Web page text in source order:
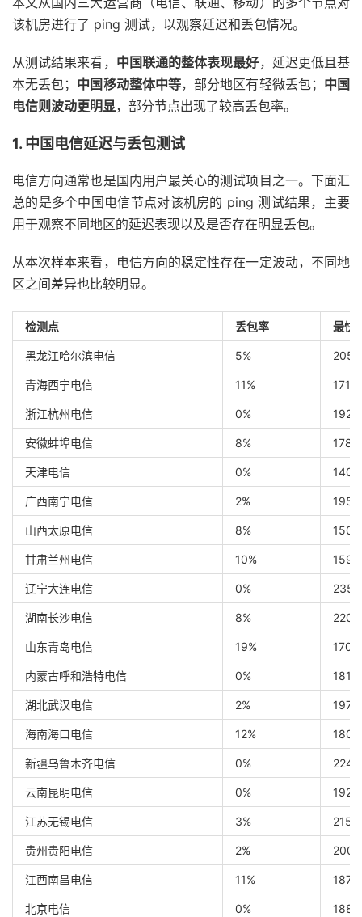
Total
1.46 GB s (2.9k) | 2.30 GB
iperf3 Network Speed Tests ( IPv4):
---------------------------------
Provider
| Location (Link) | Send
-----
| -----
Eranium
| Amsterdam
Leaseweb
| Singapore, SG (10G) | 588
Clouvider
| Los Angeles, CA US (10G) 1.05
10G )
Edgoo
| Sao Paulo, BR (1G) |
Geekbench 6 Benchmark Test:
---------------------------------
Single Core | 485
Multi Core
Full Test | https://browser.geekbench.com/v6/
YABS completed
该机房进行了 ping 测试，以观察延迟和丢包情况。
从测试结果来看， 中国联通的整体表现最好，延迟更低且基
本无丢包； 中国移动整体中等，部分地区有轻微丢包； 中国
电信则波动更明显，部分节点出现了较高丢包率。
1. 中国电信延迟与丢包测试
电信方向通常也是国内用户最关心的测试项目之一。下面汇
总的是多个中国电信节点对该机房的 ping 测试结果，主要
用于观察不同地区的延迟表现以及是否存在明显丢包。
从本次样本来看，电信方向的稳定性存在一定波动，不同地
区之间差异也比较明显。
检测点 丢包率 最快
黑龙江哈尔滨电信 5% 205
青海西宁电信 11% 171
浙江杭州电信 0% 192
安徽蚌埠电信 8% 178
天津电信 0% 140
广西南宁电信 2% 195
山西太原电信 8% 150
甘肃兰州电信 10% 159
辽宁大连电信 0% 235
湖南长沙电信 8% 220
山东青岛电信 19% 170
内蒙古呼和浩特电信 0% 181
湖北武汉电信 2% 197
海南海口电信 12% 180
新疆乌鲁木齐电信 0% 224
云南昆明电信 0% 192
江苏无锡电信 3% 215
贵州贵阳电信 2% 200
江西南昌电信 11% 187
北京电信 0% 188